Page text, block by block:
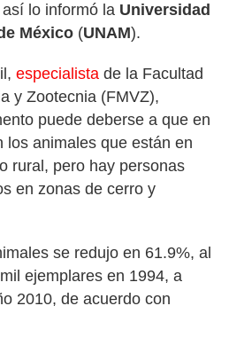
así lo informó la Universidad
México (UNAM).
especialista de la Facultad
y Zootecnia (FMVZ),
puede deberse a que en
los animales que están en
rural, pero hay personas
en zonas de cerro y
se redujo en 61.9%, al
ejemplares en 1994, a
2010, de acuerdo con